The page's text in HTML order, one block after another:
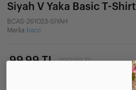
Siyah V Yaka Basic T-Shirt
BCAS-261023-SİYAH
Marka bacc
99,99 TL 399,99 TL